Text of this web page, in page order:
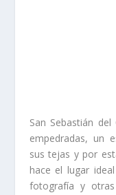
San Sebastián
empedradas, un
sus tejas y por
hace el lugar
fotografía y